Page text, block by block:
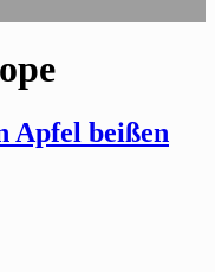
Apfel beißen